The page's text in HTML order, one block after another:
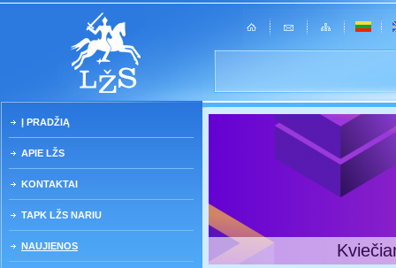
Į PRADŽIĄ
APIE LŽS
KONTAKTAI
TAPK LŽS NARIU
NAUJIENOS